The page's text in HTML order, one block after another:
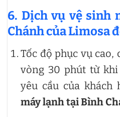
6. Dịch vụ vệ sinh
Chánh của Limosa
Tốc độ phục vụ
vòng 30 phút từ
yêu cầu của khách
máy lạnh tại Bình